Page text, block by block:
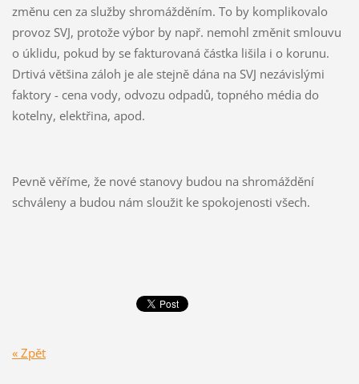
změnu cen za služby shromážděním. To by komplikovalo
provoz SVJ, protože výbor by např. nemohl změnit smlouvu
o úklidu, pokud by se fakturovaná částka lišila i o korunu.
Drtivá většina záloh je ale stejně dána na SVJ nezávislými
faktory - cena vody, odvozu odpadů, topného média do
kotelny, elektřina, apod.
Pevně věříme, že nové stanovy budou na shromáždění
schváleny a budou nám sloužit ke spokojenosti všech.
« Zpět